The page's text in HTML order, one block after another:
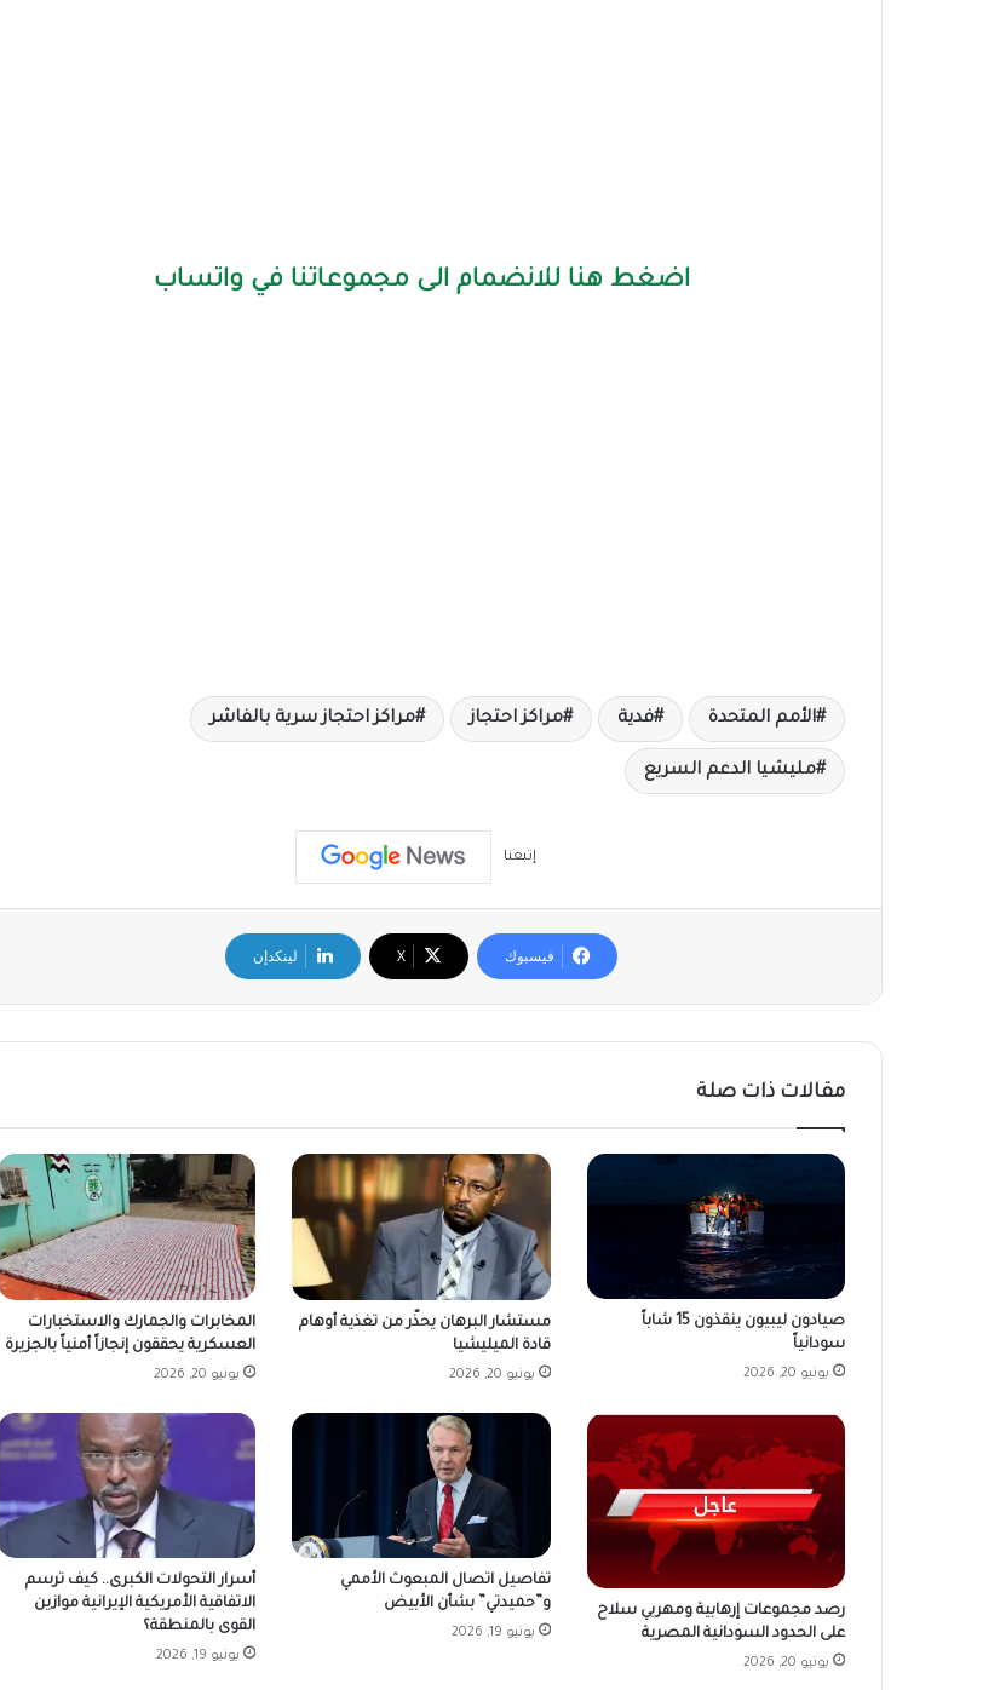
اضغط هنا للانضمام الى مجموعاتنا في واتساب
الأمم المتحدة فدية مراكز احتجاز مراكز احتجاز سرية بالفاشر
مليشيا الدعم السريع
إتبعنا
فيسبوك ‫X لينكدإن
مقالات ذات صلة
صيادون ليبيون ينقذون 15 شاباً
سودانياً
يونيو 20, 2026
مستشار البرهان يحذّر من تغذية أوهام
قادة الميليشيا
يونيو 20, 2026
المخابرات والجمارك والاستخبارات
العسكرية يحققون إنجازاً أمنياً بالجزيرة
يونيو 20, 2026
رصد مجموعات إرهابية ومهربي سلاح
على الحدود السودانية المصرية
يونيو 20, 2026
تفاصيل اتصال المبعوث الأممي
و”حميدتي” بشأن الأبيض
يونيو 19, 2026
أسرار التحولات الكبرى.. كيف ترسم
الاتفاقية الأمريكية الإيرانية موازين
القوى بالمنطقة؟
يونيو 19, 2026